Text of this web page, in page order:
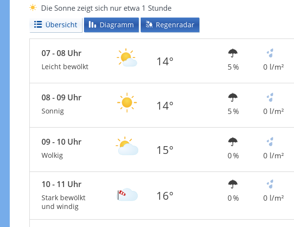
Die Sonne zeigt sich nur etwa 1 Stunde
Übersicht Diagramm Regenradar
07 - 08 Uhr
Leicht bewölkt 14° 5 % 0 l/m²
08 - 09 Uhr
Sonnig 14° 5 % 0 l/m²
09 - 10 Uhr
Wolkig 15° 0 % 0 l/m²
10 - 11 Uhr
Stark bewölkt
und windig
16° 0 % 0 l/m²